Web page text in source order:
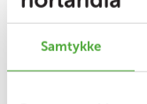
Samtykke